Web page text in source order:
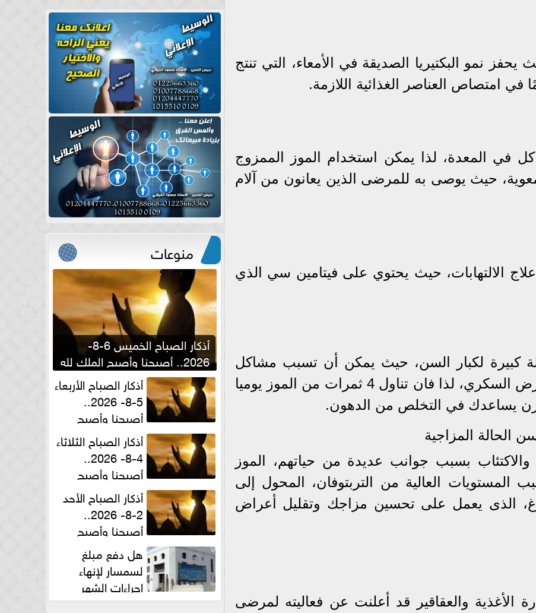
نمو البكتيريا الصديقة في الأمعاء، التي تنتج
امتصاص العناصر الغذائية اللازمة.
في المعدة، لذا يمكن استخدام الموز الممزوج
حيث يوصى به للمرضى الذين يعانون من آلام
الالتهابات، حيث يحتوي على فيتامين سي الذي
كبيرة لكبار السن، حيث يمكن أن تسبب مشاكل
صحية خطيرة أخرى، بما في ذلك مرض السكري، لذا فان تناول 4 ثمرات من الموز يوميا
يساعدك في التخلص من الدهون.
بسبب جوانب عديدة من حياتهم، الموز
المستويات العالية من التربتوفان، المحول إلى
الذى يعمل على تحسين مزاجك وتقليل أعراض
الأغذية والعقاقير قد أعلنت عن فعاليته لمرضى
منوعات
أذكار الصباح الخميس 6-8-
2026.. أصبحنا وأصبح الملك لله
والحمد لله
أذكار الصباح الأربعاء
5-8- 2026..
أصبحنا وأصبح
الملك لله والحمد للهأذكار الصباح الثلاثاء
4-8- 2026..
أصبحنا وأصبح
الملك لله والحمد للهأذكار الصباح الأحد
2-8- 2026..
أصبحنا وأصبح
الملك لله والحمد للههل دفع مبلغ
لسمسار لإنهاء
إجراءات الشهر
العقارى حلال؟.. أمين الفتوى يجيب